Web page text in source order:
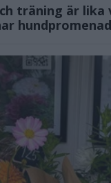
träning är